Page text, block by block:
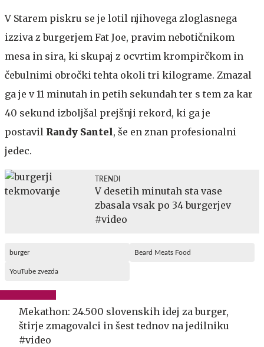
V Starem piskru se je lotil njihovega zloglasnega
izziva z burgerjem Fat Joe, pravim nebotičnikom
mesa in sira, ki skupaj z ocvrtim krompirčkom in
čebulnimi obročki tehta okoli tri kilograme. Zmazal
ga je v 11 minutah in petih sekundah ter s tem za kar
40 sekund izboljšal prejšnji rekord, ki ga je
postavil Randy Santel, še en znan profesionalni
jedec.
TRENDI
V desetih minutah sta vase
zbasala vsak po 34 burgerjev
#video
burger Beard Meats Food
YouTube zvezda
Mekathon: 24.500 slovenskih idej za burger,
štirje zmagovalci in šest tednov na jedilniku
#video